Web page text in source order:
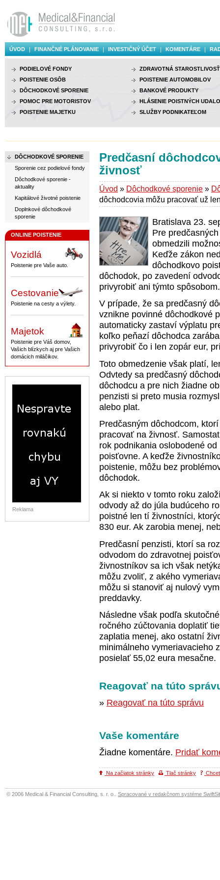
ÚVOD FINANČNÉ PLÁNOVANIE INVESTIČNÝ ÚČET KOMENTÁRE
PODIELOVÉ FONDY
POISTENIE OSÔB
DÔCHODKOVÉ SPORENIE
POMOC PRE MOTORISTOV
POISTENIE MAJETKU
ZDRAVOTNÁ STAROSTLIVOSŤ
POISTENIE AUTOMOBILOV
BANKOVÉ PRODUKTY
HLÁSENIE POISTNÝCH
SLUŽBY PODNIKATEĽOM
DÔCHODKOVÉ SPORENIE
Sporenie cez podielové fondy
Dôchodkové sporenie -
aktuality
Kapitálové životné poistenie
Doplnkové dôchodkové
sporenie
ONLINE POISTENIE
Vozidlá
Poistenie pre Vaše auto.
Cestovanie
Poistenie na cesty a výlety.
Majetok
Poistenie pre Váš domov,
Vašich blízkych aj pre Vašich
domácich miláčikov.
Reklama
Predčasní
živnosť
Úvod » Dôchodkové sporenie »
dôchodcovia môžu pracovať už
Bratislava 23.
Pre
obmedzili
Keďže zákon
dôchodkovo
dôchodok, po zavedení
privyrobiť ani týmto spôsobom.
V prípade, že sa predčasný
vznikne povinné dôchodkové
automaticky zastaví výplatu
koľko peňazí dôchodca
privyrobiť čo i len zopár eur,
Toto obmedzenie však platí,
Odvtedy sa predčasný
dôchodcu a pre nich žiadne
penzisti si preto musia
alebo plat.
Predčasným dôchodcom,
pracovať na živnosť.
rok podnikania oslobodené
poisťovne. A keďže
poistenie, môžu bez
dôchodok.
Ak si niekto v tomto roku
odvody až do júla budúceho
poistné len tí živnostníci,
830 eur. Ak zarobia menej,
Predčasní penzisti, ktorí sa
odvodom do zdravotnej
živnostníkov sa ich však
môžu zvoliť, z akého
môžu si stanoviť aj nulový
preddavky.
Následne však podľa
ročného zúčtovania doplatiť
zaplatia menej, ako ostatní
minimálneho vymeriavacieho
posielať 55,02 eura mesačne.
Reagovať na túto
» Reagovať na túto správu
Vaše komentáre
Žiadne komentáre. Pridať
Na začiatok stránky Tlač stránky
© 2006 Medical & Financial Consulting, s. r. o.. Spracované v redakčnom systéme